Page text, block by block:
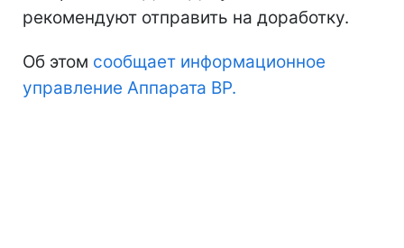
рекомендуют отправить на доработку.
Об этом сообщает информационное
управление Аппарата ВР.